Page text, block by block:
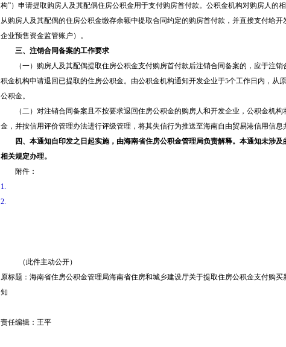
构”） 申请提取购房人及其配偶住房公积金用于支付购房首付款。公积金机构对购房人的
从购房人及其配偶的住房公积金缴存余额中提取合同约定的购房首付款，并直接支付给
企业预售资金监管账户）。
三、注销合同备案的工作要求
（一） 购房人及其配偶提取住房公积金支付购房首付款后注销合同备案的， 应于注销
积金机构申请退回已提取的住房公积金。由公积金机构通知开发企业于5个工作日内，从
公积金。
（二） 对注销合同备案且不按要求退回住房公积金的购房人和开发企业，公积金机
金，并按信用评价管理办法进行评级管理，将其失信行为推送至海南自由贸易港信用信息
四、 本通知自印发之日起实施，由海南省住房公积金管理局负责解释。本通知未涉及
相关规定办理。
附件：
1.
2.
（此件主动公开）
原标题：海南省住房公积金管理局海南省住房和城乡建设厅关于提取住房公积金支付购
知
责任编辑：王平